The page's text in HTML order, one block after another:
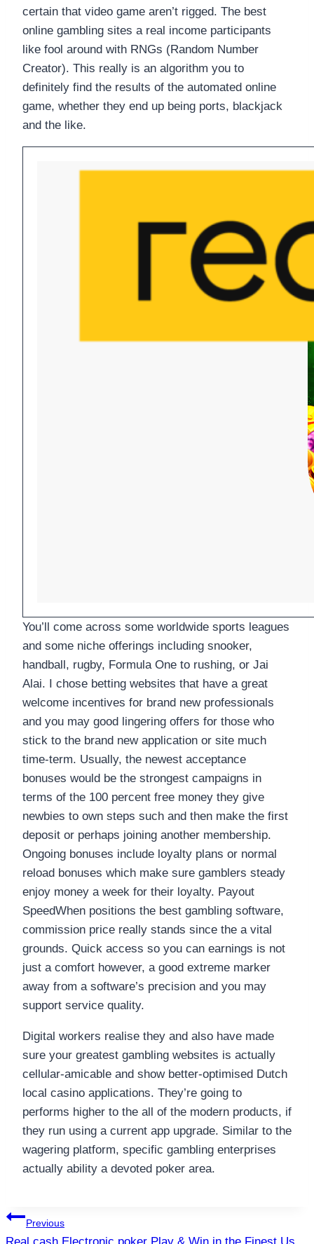
certain that video game aren’t rigged. The best
online gambling sites a real income participants
like fool around with RNGs (Random Number
Creator). This really is an algorithm you to
definitely find the results of the automated online
game, whether they end up being ports, blackjack
and the like.
You’ll come across some worldwide sports leagues
and some niche offerings including snooker,
handball, rugby, Formula One to rushing, or Jai
Alai. I chose betting websites that have a great
welcome incentives for brand new professionals
and you may good lingering offers for those who
stick to the brand new application or site much
time-term. Usually, the newest acceptance
bonuses would be the strongest campaigns in
terms of the 100 percent free money they give
newbies to own steps such and then make the first
deposit or perhaps joining another membership.
Ongoing bonuses include loyalty plans or normal
reload bonuses which make sure gamblers steady
enjoy money a week for their loyalty. Payout
SpeedWhen positions the best gambling software,
commission price really stands since the a vital
grounds. Quick access so you can earnings is not
just a comfort however, a good extreme marker
away from a software’s precision and you may
support service quality.
Digital workers realise they and also have made
sure your greatest gambling websites is actually
cellular-amicable and show better-optimised Dutch
local casino applications. They’re going to
performs higher to the all of the modern products, if
they run using a current app upgrade. Similar to the
wagering platform, specific gambling enterprises
actually ability a devoted poker area.
แนะแนว
Previous